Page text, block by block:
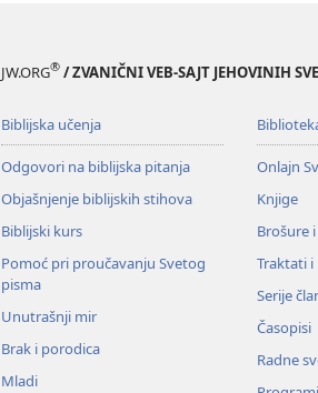
JW.ORG® / ZVANIČNI VEB-SAJT JEHOVINIH
Biblijska učenja
Odgovori na biblijska pitanja
Objašnjenje biblijskih stihova
Biblijski kurs
Pomoć pri proučavanju Svetog
pisma
Unutrašnji mir
Brak i porodica
Mladi
Onlajn
Knjige
Brošure
Traktati i
Serije
Časopisi
Radne